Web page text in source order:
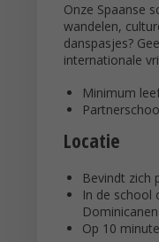
Onze Spaanse
wandelen,
danspasjes?
internationale
Minimum
Locatie
Bevindt zich
In de school
Op 10